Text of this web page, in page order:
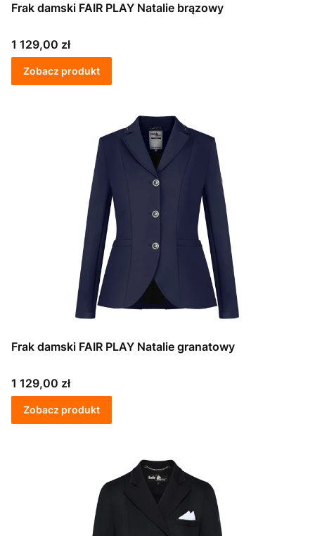
Frak damski FAIR PLAY Natalie brązowy
Cena
1 129,00 zł
Zobacz produkt
Frak damski FAIR PLAY Natalie granatowy
Cena
1 129,00 zł
Zobacz produkt